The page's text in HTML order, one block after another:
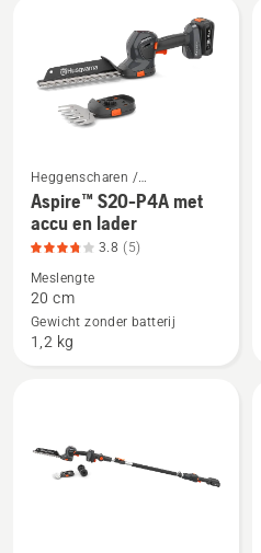
lader,
productbeoordeling
Bekijk
meer
details
over
Aspire™
S20-
P4A
lader,
productbeoordeling
Heggenscharen /
Heggensnoeiers
Aspire™ S20-P4A met
accu en lader
3.8 (5)
Meslengte
20 cm
Gewicht zonder batterij
1,2 kg